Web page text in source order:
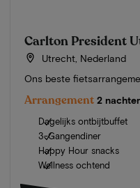
Carlton President
Utrecht, Nederland
Ons beste
Arrangement 2
Dagelijks ontbijtbuffet
3-Gangendiner
Happy Hour snacks
Wellness ochtend